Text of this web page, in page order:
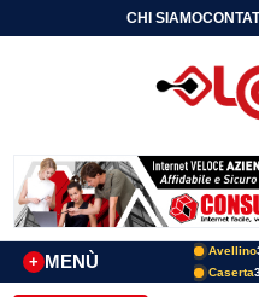
CHI SIAMO
MENÙ
+
Avellino
Caserta